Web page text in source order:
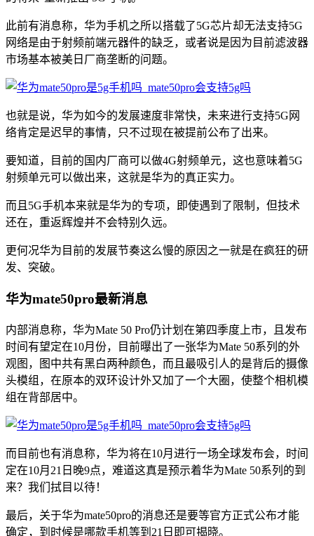
此前有消息称，华为手机之所以搭载了5G芯片却无法支持5G
网络是由于射频前端元器件的缺乏，或者说是因为目前滤波器
市场基本被美日厂商垄断的问题。
也就是说，华为如今的发展速度非常快，未来进行支持5G网
络肯定是迟早的事情，只不过现在被提前公布了出来。
要知道，目前的国内厂商可以做4G射频单元，这也意味着5G
射频单元可以做出来，这就是华为的真正实力。
而且5G手机本来就是华为的专项，即使遇到了限制，但技术
还在，重返辉煌并不会特别久远。
更何况华为目前的发展节奏这么慢的原因之一就是在疯狂的研
发、突破。
华为mate50pro最新消息
内部消息称，华为Mate 50 Pro仍计划在第四季度上市，且发布
时间有望定在10月份，目前曝出了一张华为Mate 50系列的外
观图，图中共有黑白两种颜色，而且最吸引人的是背后的摄像
头模组，在原本的双环设计外又加了一个大圈，使整个相机模
组在背部居中。
而目前也有消息称，华为将在10月进行一场全球发布会，时间
定在10月21日晚9点，难道这真是预示着华为Mate 50系列的到
来？我们拭目以待！
最后，关于华为mate50pro的消息还是要等官方正式公布才能
确定，到时候是哪款手机等到21日即可揭晓。